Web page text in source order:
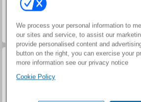
Car Parking City Duel
We process your personal information to
our sites and service, to assist our
provide personalised content and
button on the right, you can exercise your
more information see our privacy notice
Cookie Policy